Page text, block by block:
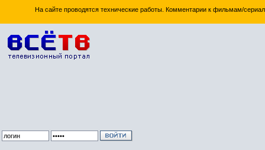
На сайте проводятся технические работы. Комментарии к фильмам/